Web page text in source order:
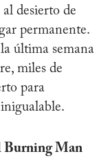
desierto de
permanente.
última semana
miles de
para
Burning Man